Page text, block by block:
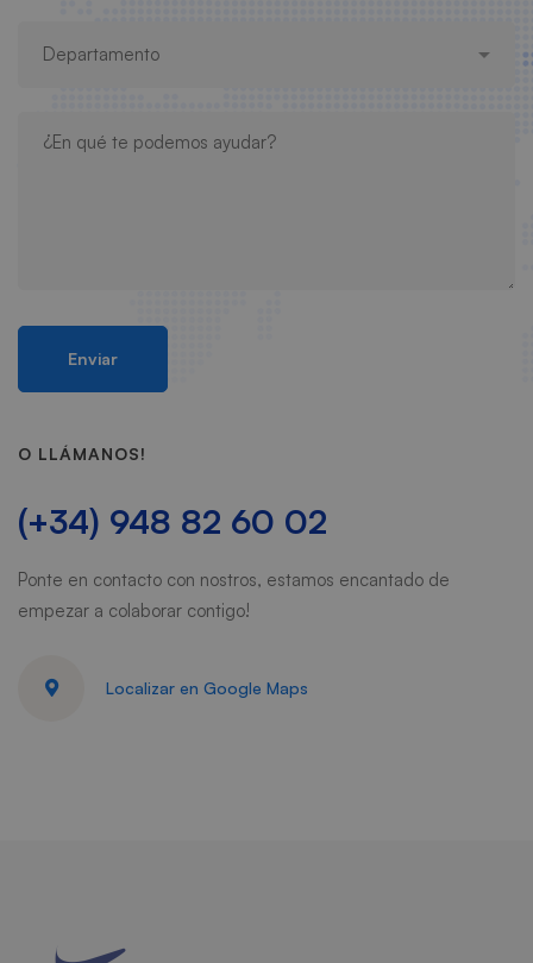
O LLÁMANOS!
(+34) 948 82 60 02
Ponte en contacto con nostros, estamos encantado de
empezar a colaborar contigo!
Localizar en Google Maps